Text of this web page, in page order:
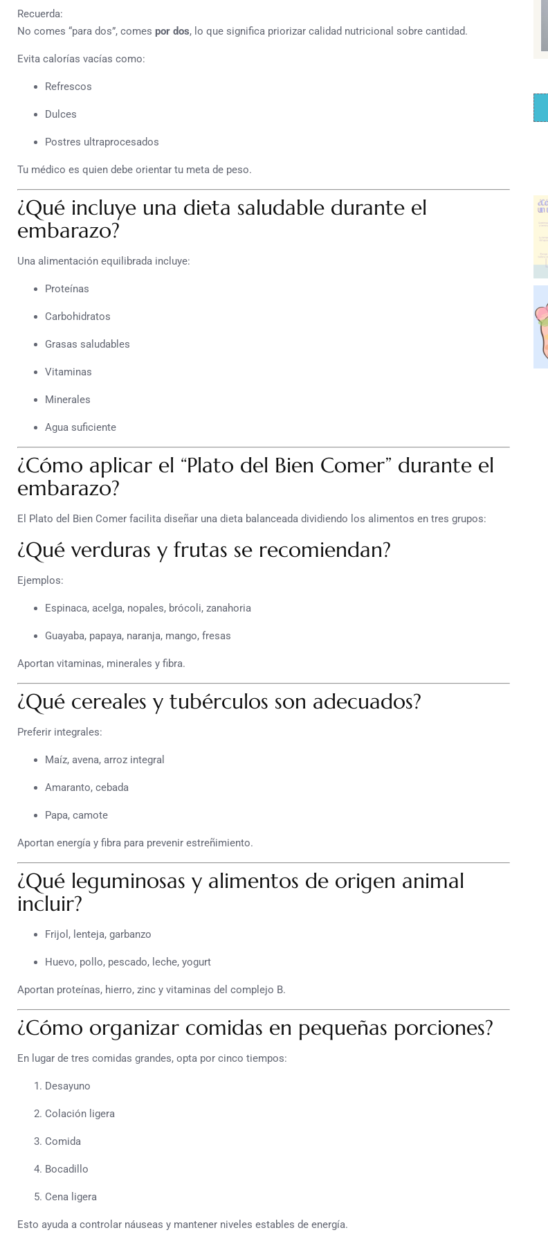
Recuerda:
No comes “para dos”, comes por dos, lo que significa priorizar calidad nutricional sobre cantidad.
Evita calorías vacías como:
Refrescos
Dulces
Postres ultraprocesados
Tu médico es quien debe orientar tu meta de peso.
¿Qué incluye una dieta saludable durante el
embarazo?
Una alimentación equilibrada incluye:
Proteínas
Carbohidratos
Grasas saludables
Vitaminas
Minerales
Agua suficiente
¿Cómo aplicar el “Plato del Bien Comer” durante el
embarazo?
El Plato del Bien Comer facilita diseñar una dieta balanceada dividiendo los alimentos en tres grupos:
¿Qué verduras y frutas se recomiendan?
Ejemplos:
Espinaca, acelga, nopales, brócoli, zanahoria
Guayaba, papaya, naranja, mango, fresas
Aportan vitaminas, minerales y fibra.
¿Qué cereales y tubérculos son adecuados?
Preferir integrales:
Maíz, avena, arroz integral
Amaranto, cebada
Papa, camote
Aportan energía y fibra para prevenir estreñimiento.
¿Qué leguminosas y alimentos de origen animal
incluir?
Frijol, lenteja, garbanzo
Huevo, pollo, pescado, leche, yogurt
Aportan proteínas, hierro, zinc y vitaminas del complejo B.
¿Cómo organizar comidas en pequeñas porciones?
En lugar de tres comidas grandes, opta por cinco tiempos:
Desayuno
Colación ligera
Comida
Bocadillo
Cena ligera
Esto ayuda a controlar náuseas y mantener niveles estables de energía.